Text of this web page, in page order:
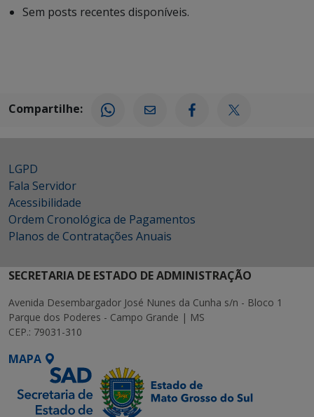
Sem posts recentes disponíveis.
Compartilhe:
LGPD
Fala Servidor
Acessibilidade
Ordem Cronológica de Pagamentos
Planos de Contratações Anuais
SECRETARIA DE ESTADO DE ADMINISTRAÇÃO
Avenida Desembargador José Nunes da Cunha s/n - Bloco 1
Parque dos Poderes - Campo Grande | MS
CEP.: 79031-310
MAPA